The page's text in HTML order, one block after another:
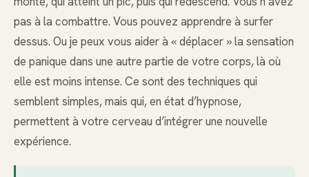
pas à la combattre. Vous pouvez apprendre à surfer
dessus. Ou je peux vous aider à « déplacer » la sensation
de panique dans une autre partie de votre corps, là où
elle est moins intense. Ce sont des techniques qui
semblent simples, mais qui, en état d’hypnose,
permettent à votre cerveau d’intégrer une nouvelle
expérience.